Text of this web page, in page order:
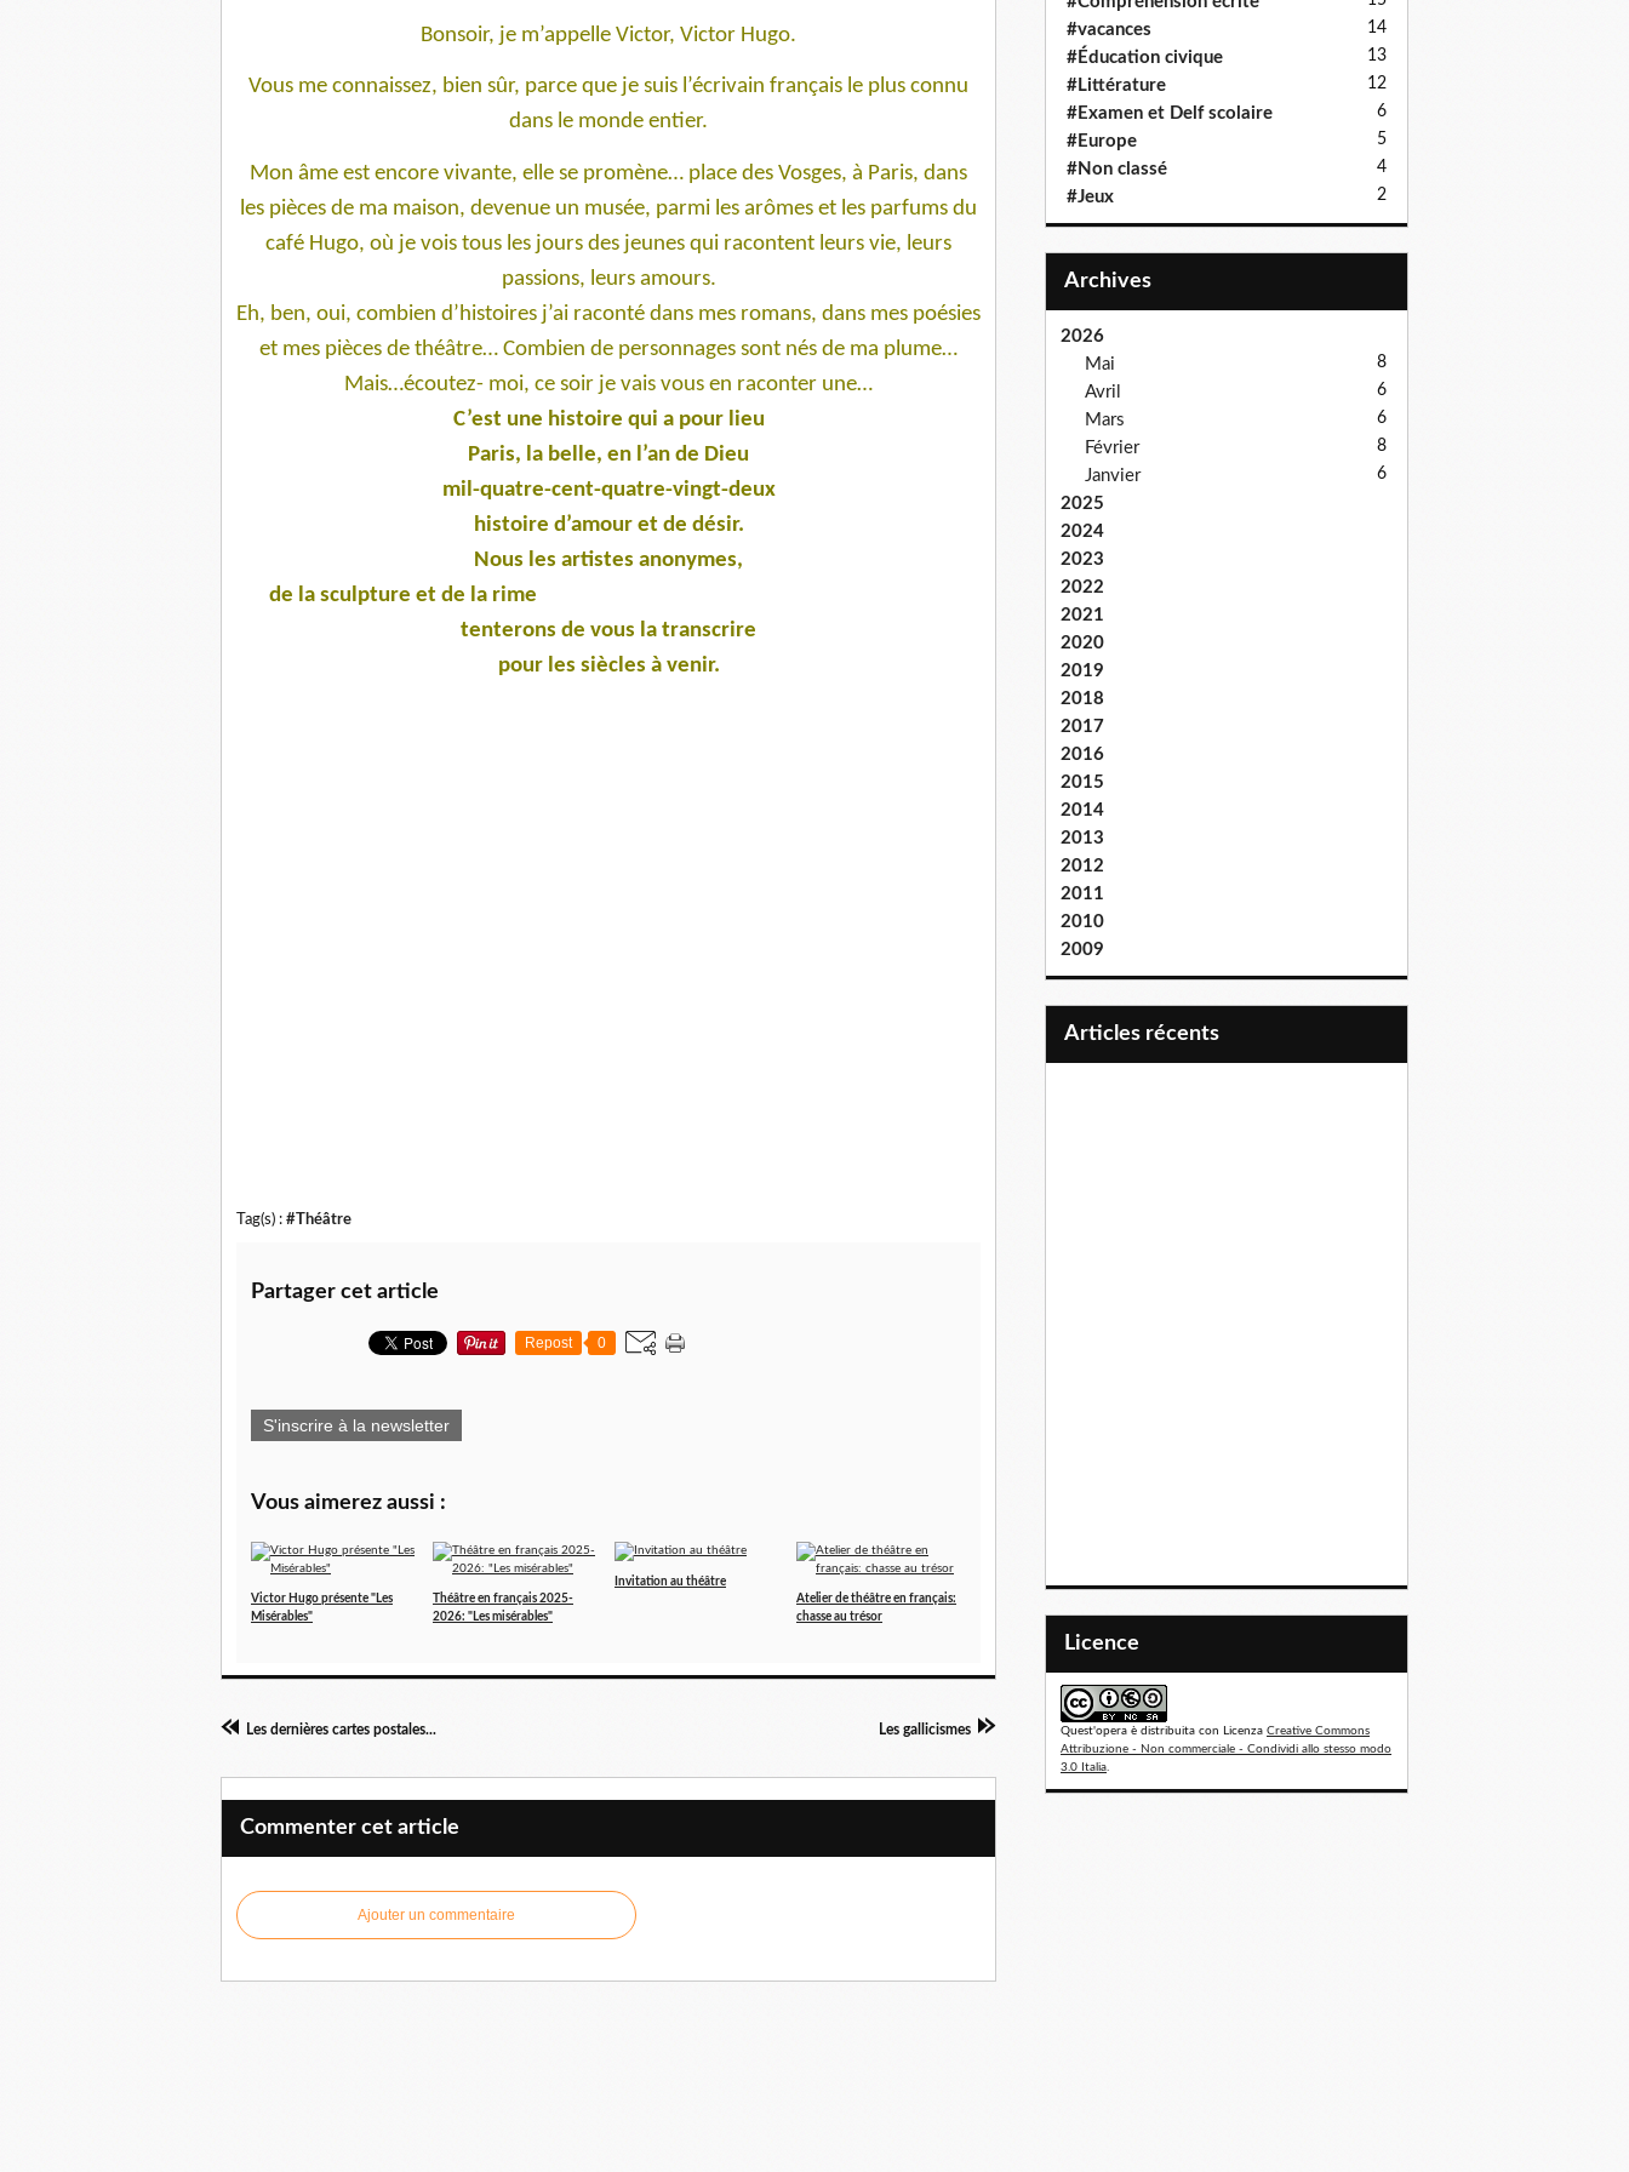
Bonsoir, je m’appelle Victor, Victor Hugo.
Vous me connaissez, bien sûr, parce que je suis l’écrivain français le plus connu
dans le monde entier.
Mon âme est encore vivante, elle se promène… place des Vosges, à Paris, dans
les pièces de ma maison, devenue un musée, parmi les arômes et les parfums du
café Hugo, où je vois tous les jours des jeunes qui racontent leurs vie, leurs
passions, leurs amours.
Eh, ben, oui, combien d’histoires j’ai raconté dans mes romans, dans mes poésies
et mes pièces de théâtre… Combien de personnages sont nés de ma plume…
Mais…écoutez- moi, ce soir je vais vous en raconter une…
C’est une histoire qui a pour lieu
Paris, la belle, en l’an de Dieu
mil-quatre-cent-quatre-vingt-deux
histoire d’amour et de désir.
Nous les artistes anonymes,
de la sculpture et de la rime
tenterons de vous la transcrire
pour les siècles à venir.
Tag(s) : #Théâtre
Partager cet article
Repost 0
S'inscrire à la newsletter
Vous aimerez aussi :
Victor Hugo présente "Les
Misérables"
Théâtre en français 2025-
2026: "Les misérables"
Invitation au théâtre
Atelier de théâtre en français:
chasse au trésor
Les dernières cartes postales... Les gallicismes
Commenter cet article
Ajouter un commentaire
#vacances 14
#Éducation civique 13
#Littérature 12
#Examen et Delf scolaire 6
#Europe 5
#Non classé 4
#Jeux 2
Archives
2026
Mai
8
Avril 6
Mars 6
Février 8
Janvier 6
2025
2024
2023
2022
2021
2020
2019
2018
2017
2016
2015
2014
2013
2012
2011
2010
2009
articles récents
Licence
Quest'opera è distribuita con Licenza Creative Commons
Attribuzione - Non commerciale - Condividi allo stesso modo
3.0 Italia.